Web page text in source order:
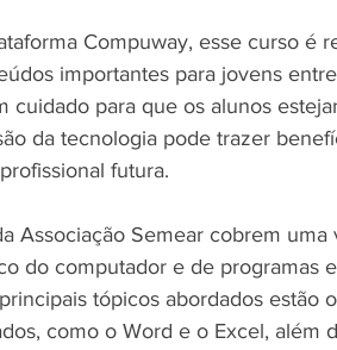
Compuway, esse curso é
importantes para jovens entre
cuidado para que os alunos
da tecnologia pode trazer
futura.
Associação Semear cobrem uma
do computador e de programas
tópicos abordados estão
como o Word e o Excel, além